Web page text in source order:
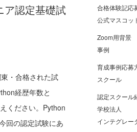
ア認定基礎試
・合格された試
経歴年数と
ください。Python
回の認定試験にあ
合格体験記応
公式マスコッ
Zoom用背景
事例
育成事例応募
スクール
認定スクール
学校法人
インテグレー